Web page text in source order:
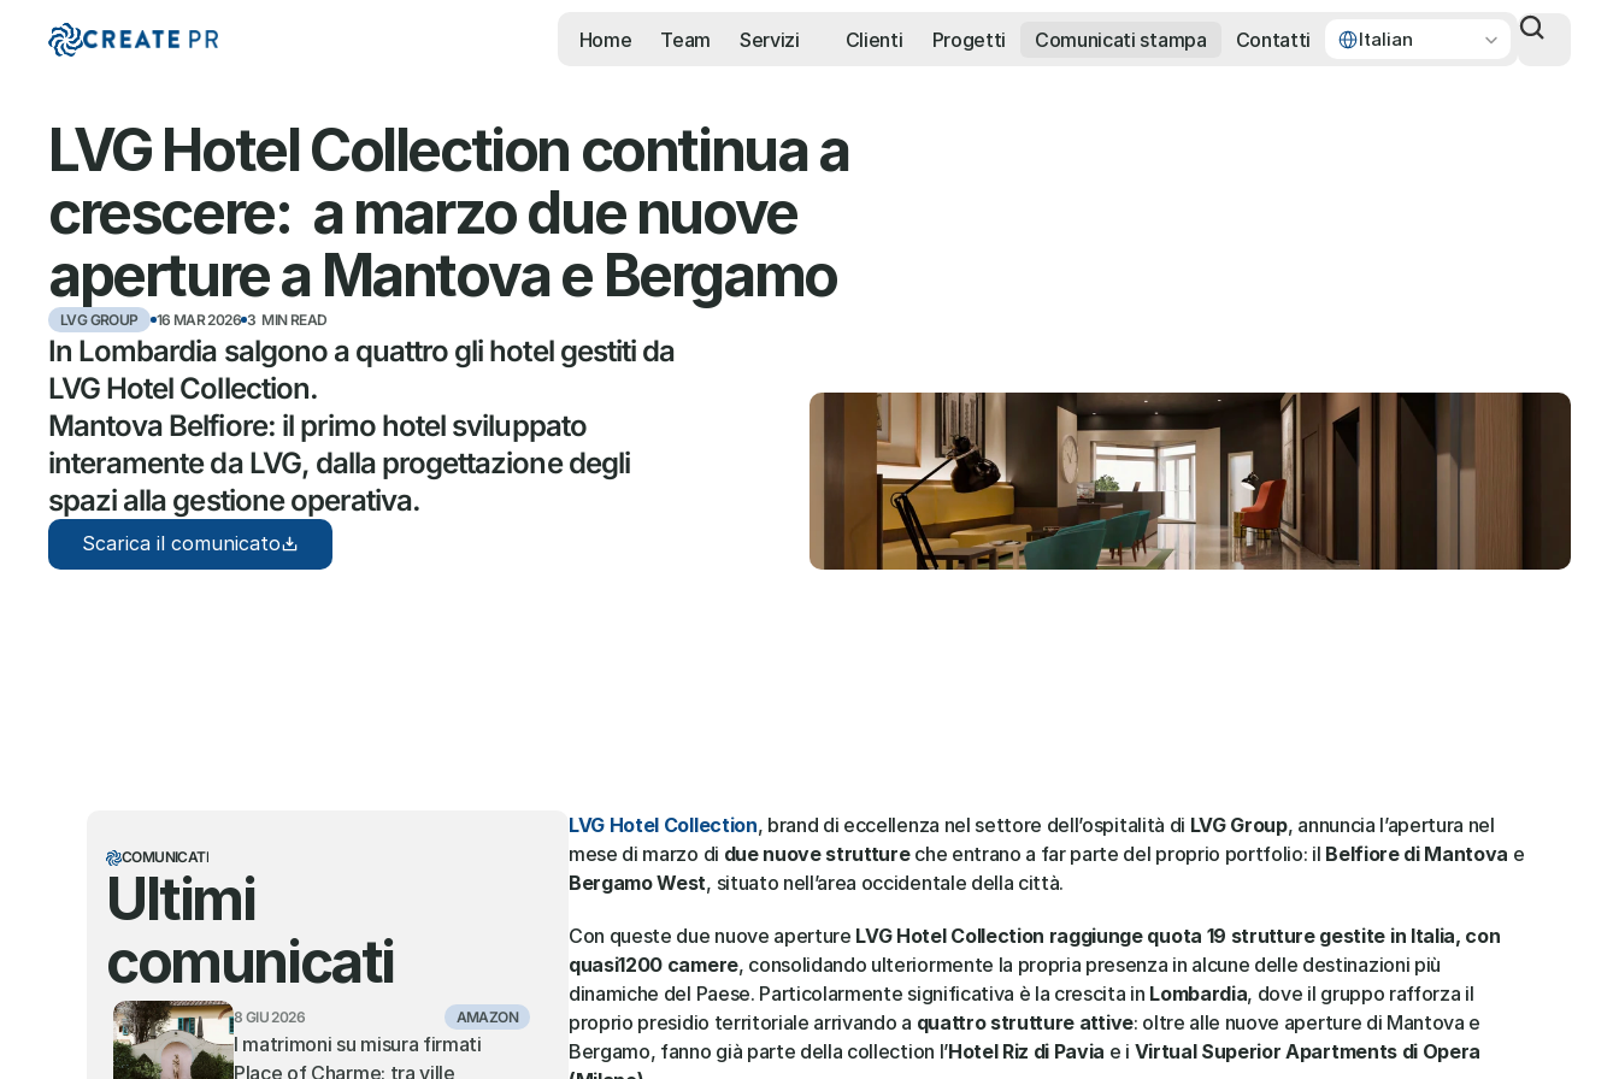
Home Team Servizi Clienti Progetti Comunicati stampa Contatti
Select Language
Italian
LVG Hotel Collection continua a
crescere:  a marzo due nuove
aperture a Mantova e Bergamo
LVG GROUP 16 MAR 2026 3  MIN READ
In Lombardia salgono a quattro gli hotel gestiti da
LVG Hotel Collection.
Mantova Belfiore: il primo hotel sviluppato
interamente da LVG, dalla progettazione degli
spazi alla gestione operativa.
Scarica il comunicato
COMUNICATI
Ultimi
comunicati
8 GIU 2026 AMAZON
I matrimoni su misura firmati
Place of Charme: tra ville
LVG Hotel Collection, brand di eccellenza nel settore dell’ospitalità di LVG Group, annuncia l’apertura nel
mese di marzo di due nuove strutture che entrano a far parte del proprio portfolio: il Belfiore di Mantova
Bergamo West, situato nell’area occidentale della città.
Con queste due nuove aperture LVG Hotel Collection raggiunge quota 19 strutture gestite in Italia, con
quasi1200 camere, consolidando ulteriormente la propria presenza in alcune delle destinazioni più
dinamiche del Paese. Particolarmente significativa è la crescita in Lombardia, dove il gruppo rafforza il
proprio presidio territoriale arrivando a quattro strutture attive: oltre alle nuove aperture di Mantova e
Bergamo, fanno già parte della collection l’Hotel Riz di Pavia e i Virtual Superior Apartments di Opera